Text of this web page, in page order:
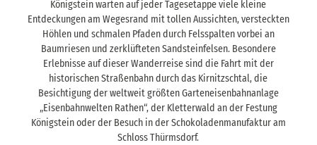
Königstein warten auf jeder Tagesetappe viele kleine
Entdeckungen am Wegesrand mit tollen Aussichten, versteckten
Höhlen und schmalen Pfaden durch Felsspalten vorbei an
Baumriesen und zerklüfteten Sandsteinfelsen. Besondere
Erlebnisse auf dieser Wanderreise sind die Fahrt mit der
historischen Straßenbahn durch das Kirnitzschtal, die
Besichtigung der weltweit größten Garteneisenbahnanlage
„Eisenbahnwelten Rathen“, der Kletterwald an der Festung
Königstein oder der Besuch in der Schokoladenmanufaktur am
Schloss Thürmsdorf.